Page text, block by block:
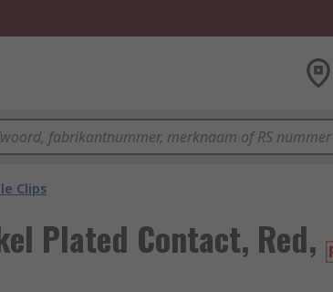
Clips
Plated Contact, Red,